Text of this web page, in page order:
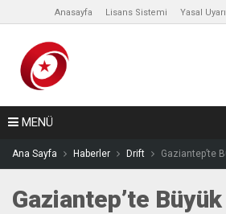
Anasayfa Lisans Sistemi Yasal Uyarı
MENÜ
Ana Sayfa Haberler Drift Gaziantep’te
Gaziantep’te